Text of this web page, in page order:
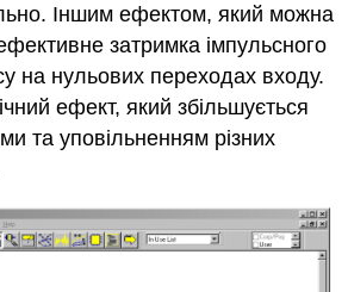
Іншим ефектом, який можна
затримка імпульсного
на нульових переходах входу.
ефект, який збільшується
та уповільненням різних